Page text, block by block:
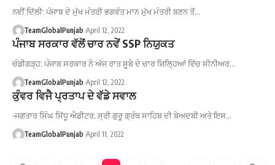
ਨਵੀਂ ਦਿੱਲੀ: ਪੰਜਾਬ ਦੇ ਮੁੱਖ ਮੰਤਰੀ ਭਗਵੰਤ ਮਾਨ ਮੁੱਖ ਮੰਤਰੀ ਬਣਨ ਤੋਂ…
TeamGlobalPunjab April 12, 2022
ਪੰਜਾਬ ਸਰਕਾਰ ਵੱਲੋਂ ਚਾਰ ਨਵੇਂ SSP ਨਿਯੁਕਤ
ਚੰਡੀਗੜ੍ਹ: ਪੰਜਾਬ ਸਰਕਾਰ ਨੇ ਅੱਜ ਰਾਤ ਸੂਬੇ ਦੇ ਚਾਰ ਜ਼ਿਲ੍ਹਿਆਂ ਵਿੱਚ ਸੀਨੀਅਰ…
TeamGlobalPunjab April 12, 2022
ਕੁੰਵਰ ਵਿਜੈ ਪ੍ਰਤਾਪ ਦੇ ਵੱਡੇ ਸਵਾਲ
-ਜਗਤਾਰ ਸਿੰਘ ਸਿੱਧੂ ਐਡੀਟਰ; ਸ੍ਰੀ ਗੁਰੂ ਗ੍ਰੰਥ ਸਾਹਿਬ ਦੀ ਬੇਅਦਬੀ ਅਤੇ ਇਸ…
TeamGlobalPunjab April 11, 2022